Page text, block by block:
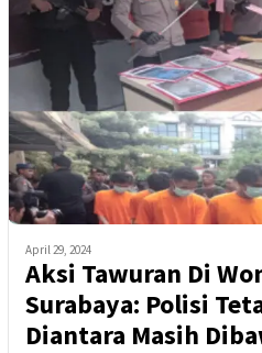
April 29, 2024
Aksi Tawuran Di
Surabaya: Polisi
Diantara Masih